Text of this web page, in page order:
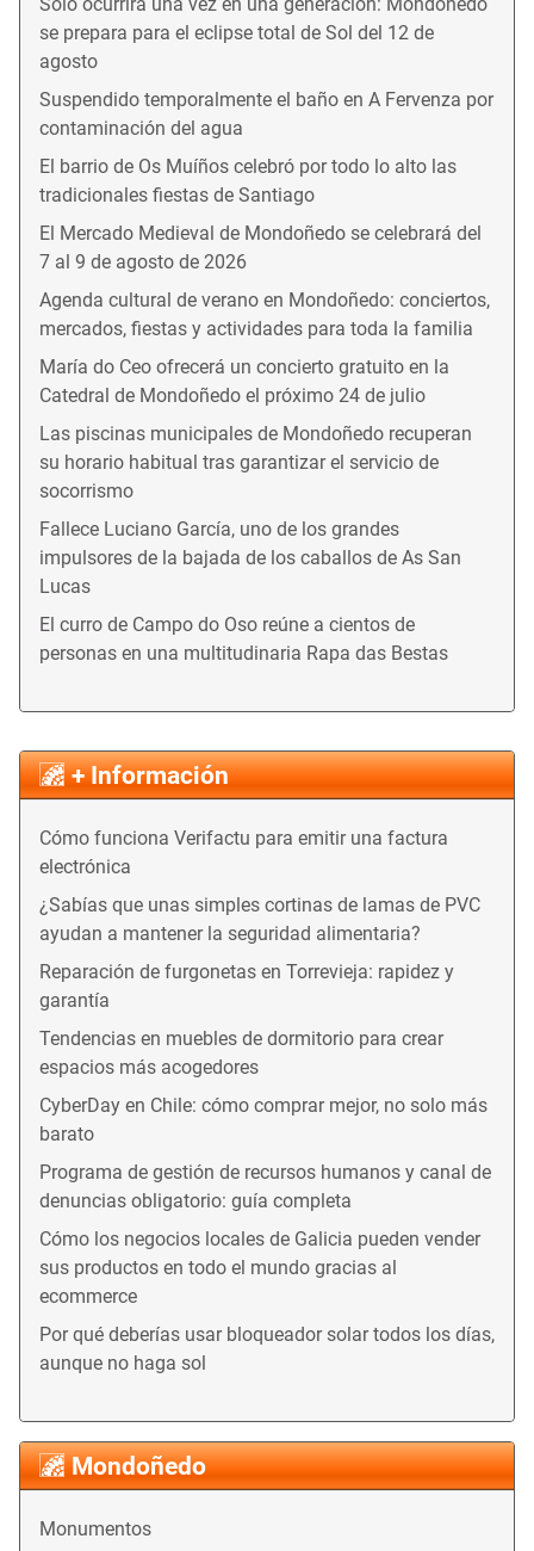
Mondoñedo
Monumentos
se prepara para el eclipse total de Sol del 12 de
agosto
Suspendido temporalmente el baño en A Fervenza por
contaminación del agua
El barrio de Os Muíños celebró por todo lo alto las
tradicionales fiestas de Santiago
El Mercado Medieval de Mondoñedo se celebrará del
7 al 9 de agosto de 2026
Agenda cultural de verano en Mondoñedo: conciertos,
mercados, fiestas y actividades para toda la familia
María do Ceo ofrecerá un concierto gratuito en la
Catedral de Mondoñedo el próximo 24 de julio
Las piscinas municipales de Mondoñedo recuperan
su horario habitual tras garantizar el servicio de
socorrismo
Fallece Luciano García, uno de los grandes
impulsores de la bajada de los caballos de As San
Lucas
El curro de Campo do Oso reúne a cientos de
personas en una multitudinaria Rapa das Bestas
+ Información
Cómo funciona Verifactu para emitir una factura
electrónica
¿Sabías que unas simples cortinas de lamas de PVC
ayudan a mantener la seguridad alimentaria?
Reparación de furgonetas en Torrevieja: rapidez y
garantía
Tendencias en muebles de dormitorio para crear
espacios más acogedores
CyberDay en Chile: cómo comprar mejor, no solo más
barato
Programa de gestión de recursos humanos y canal de
denuncias obligatorio: guía completa
Cómo los negocios locales de Galicia pueden vender
sus productos en todo el mundo gracias al
ecommerce
Por qué deberías usar bloqueador solar todos los días,
aunque no haga sol